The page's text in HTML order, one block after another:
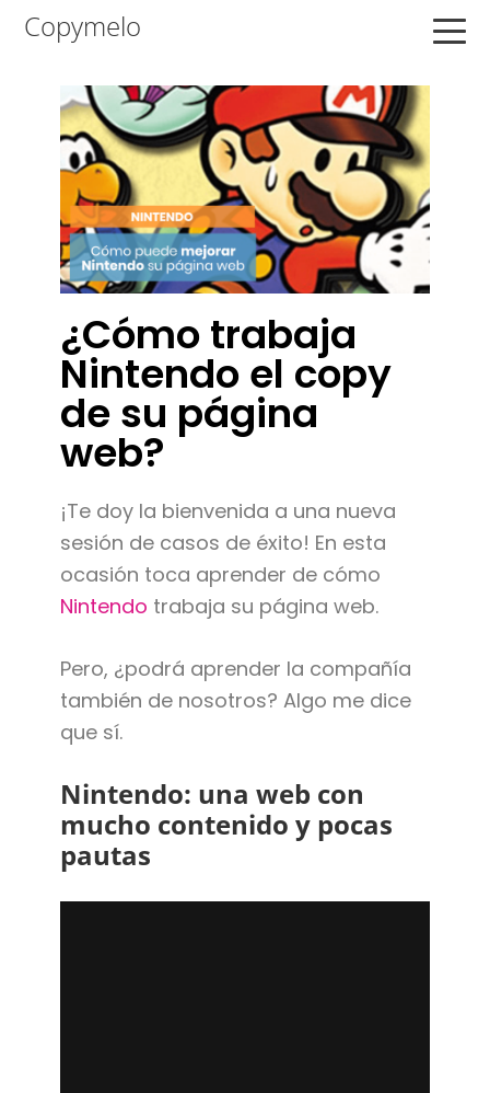
Saltar
navegación
principal
Saltar
contenido
principal
Saltar
principal
Copymelo
¿Cómo trabaja
Nintendo el copy
de su página
web?
¡Te doy la bienvenida a una nueva
sesión de casos de éxito! En esta
ocasión toca aprender de cómo
Nintendo trabaja su página web.
Pero, ¿podrá aprender la compañía
también de nosotros? Algo me dice
que sí.
Nintendo: una web con
mucho contenido y pocas
pautas